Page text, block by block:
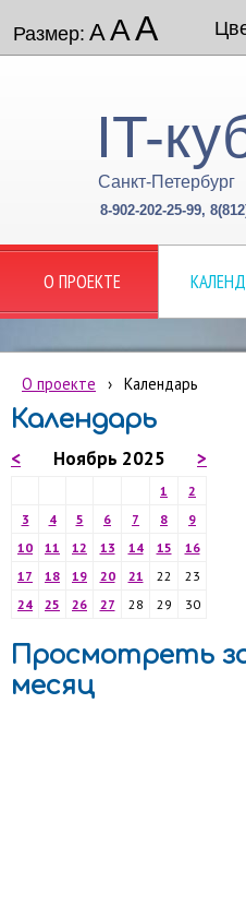
Размер: ААА
IT-
Санкт-Петербург
8-902-202-25-99,
О ПРОЕКТЕ
О проекте › Календарь
Календарь
< >
Ноябрь 2025
1
2
3
4 5 6 7 8
9
10
11 12 13 14 15
16
17
18 19 20 21 22
23
24
25 26 27 28 29 30
Просмотреть
месяц